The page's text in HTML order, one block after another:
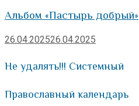
Альбом «Пастырь добрый»
26.04.202526.04.2025
Не удалять!!! Системный
Православный календарь